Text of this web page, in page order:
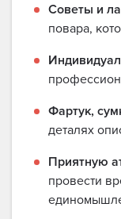
Советы и
повара,
Фартук,
деталях
Приятную
провести